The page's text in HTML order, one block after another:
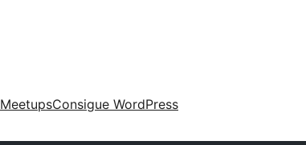
MeetupsConsigue WordPress